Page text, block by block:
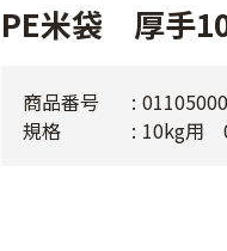
PE米袋 厚手
商品番号
規格
10kg用